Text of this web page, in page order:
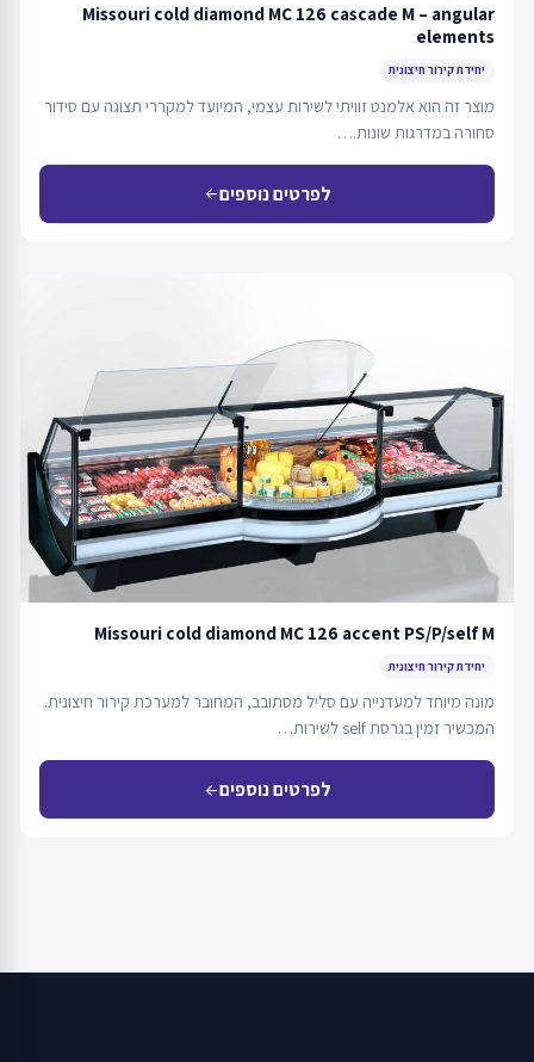
Missouri cold diamond MC 126 cascade M – angular
elements
יחידת קירור חיצונית
מוצר זה הוא אלמנט זוויתי לשירות עצמי, המיועד למקררי תצוגה עם סידור
סחורה במדרגות שונות.…
לפרטים נוספיםarrow_back
Missouri cold diamond MC 126 accent PS/P/self M
יחידת קירור חיצונית
מונה מיוחד למעדנייה עם סליל מסתובב, המחובר למערכת קירור חיצונית.
המכשיר זמין בגרסת self לשירות…
לפרטים נוספיםarrow_back